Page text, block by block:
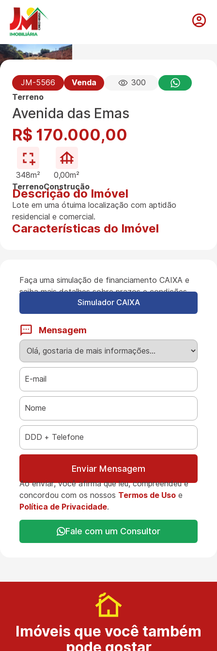
JM-5566 Venda
300
Terreno
Avenida das Emas
R$ 170.000,00
348m²
Terreno
0,00m²
Construção
Descrição do Imóvel
Lote em uma ótuima localização com aptidão
residencial e comercial.
Características do Imóvel
Faça uma simulação de financiamento CAIXA e
saiba mais detalhes sobre prazos e condições.
Simulador CAIXA
Mensagem
Enviar Mensagem
Ao enviar, você afirma que leu, compreendeu e
concordou com os nossos Termos de Uso e
Política de Privacidade.
Fale com um Consultor
Imóveis que você também
pode gostar